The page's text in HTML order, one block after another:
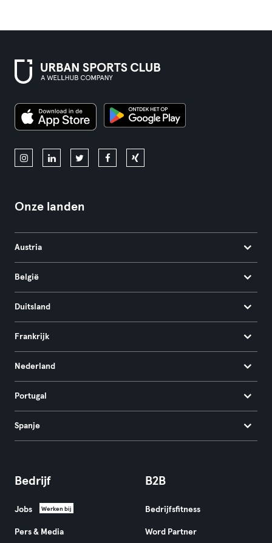
Onze landen
Austria
België
Duitsland
Frankrijk
Nederland
Portugal
Spanje
Bedrijf
Jobs Werken bij
Pers & Media
B2B
Bedrijfsfitness
Word Partner